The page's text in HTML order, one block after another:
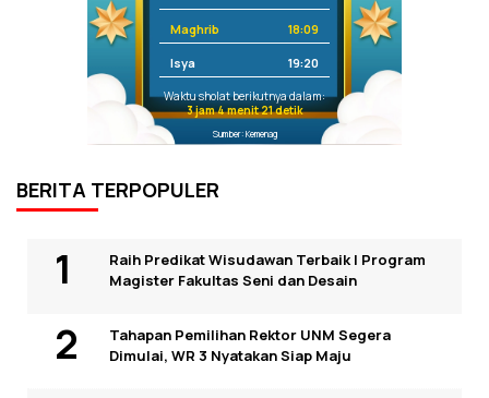
Maghrib 18:09
Isya 19:20
Waktu sholat berikutnya dalam:
3 jam 4 menit 21 detik
Sumber: Kemenag
BERITA TERPOPULER
Raih Predikat Wisudawan Terbaik I Program
Magister Fakultas Seni dan Desain
Tahapan Pemilihan Rektor UNM Segera
Dimulai, WR 3 Nyatakan Siap Maju